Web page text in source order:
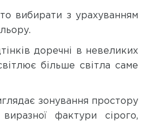
вибирати з урахуванням
доречні в невеликих
більше світла саме
зонування простору
виразної фактури сірого,